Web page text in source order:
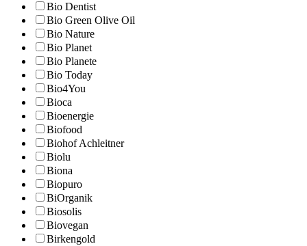
Bio Dentist
Bio Green Olive Oil
Bio Nature
Bio Planet
Bio Planete
Bio Today
Bio4You
Bioca
Bioenergie
Biofood
Biohof Achleitner
Biolu
Biona
Biopuro
BiOrganik
Biosolis
Biovegan
Birkengold